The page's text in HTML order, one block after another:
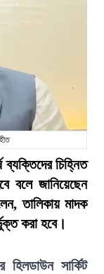
ব্যক্তিদের চিহ্নিত
বলে জানিয়েছেন
তালিকায় মাদক
করা হবে।
সার্কিট